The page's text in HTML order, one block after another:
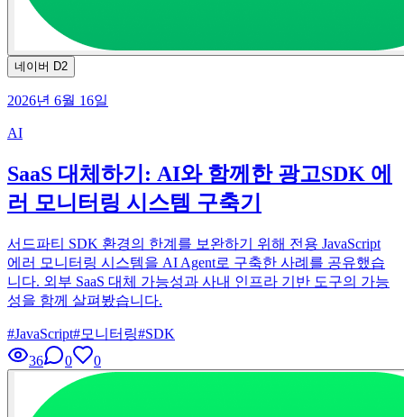
네이버 D2
2026년 6월 16일
AI
SaaS 대체하기: AI와 함께한 광고SDK 에
러 모니터링 시스템 구축기
서드파티 SDK 환경의 한계를 보완하기 위해 전용 JavaScript
에러 모니터링 시스템을 AI Agent로 구축한 사례를 공유했습
니다. 외부 SaaS 대체 가능성과 사내 인프라 기반 도구의 가능
성을 함께 살펴봤습니다.
#JavaScript#모니터링#SDK
36
0 0